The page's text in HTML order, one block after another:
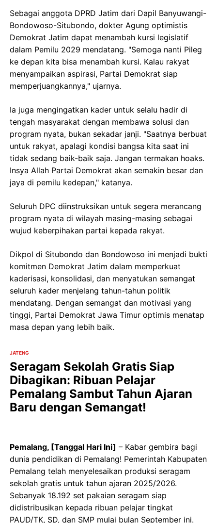
Sebagai anggota DPRD Jatim dari Dapil Banyuwangi-
Bondowoso-Situbondo, dokter Agung optimistis
Demokrat Jatim dapat menambah kursi legislatif
dalam Pemilu 2029 mendatang. "Semoga nanti Pileg
ke depan kita bisa menambah kursi. Kalau rakyat
menyampaikan aspirasi, Partai Demokrat siap
memperjuangkannya," ujarnya.
Ia juga mengingatkan kader untuk selalu hadir di
tengah masyarakat dengan membawa solusi dan
program nyata, bukan sekadar janji. "Saatnya berbuat
untuk rakyat, apalagi kondisi bangsa kita saat ini
tidak sedang baik-baik saja. Jangan termakan hoaks.
Insya Allah Partai Demokrat akan semakin besar dan
jaya di pemilu kedepan," katanya.
Seluruh DPC diinstruksikan untuk segera merancang
program nyata di wilayah masing-masing sebagai
wujud keberpihakan partai kepada rakyat.
Dikpol di Situbondo dan Bondowoso ini menjadi bukti
komitmen Demokrat Jatim dalam memperkuat
kaderisasi, konsolidasi, dan menyatukan semangat
seluruh kader menjelang tahun-tahun politik
mendatang. Dengan semangat dan motivasi yang
tinggi, Partai Demokrat Jawa Timur optimis menatap
masa depan yang lebih baik.
JATENG
Seragam Sekolah Gratis Siap
Dibagikan: Ribuan Pelajar
Pemalang Sambut Tahun Ajaran
Baru dengan Semangat!
Pemalang, [Tanggal Hari Ini] – Kabar gembira bagi
dunia pendidikan di Pemalang! Pemerintah Kabupaten
Pemalang telah menyelesaikan produksi seragam
sekolah gratis untuk tahun ajaran 2025/2026.
Sebanyak 18.192 set pakaian seragam siap
didistribusikan kepada ribuan pelajar tingkat
PAUD/TK, SD, dan SMP mulai bulan September ini.